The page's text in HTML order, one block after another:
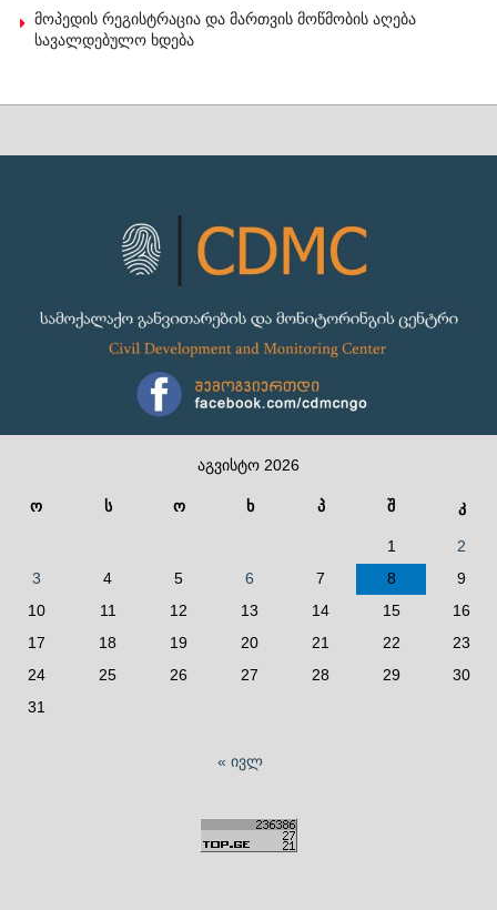
მოპედის რეგისტრაცია და მართვის მოწმობის აღება
სავალდებულო ხდება
აგვისტო 2026
ო ს ო ხ პ შ კ
1
2
3
4 5 6 7 8
9
10
11 12 13 14 15
16
17
18 19 20 21 22
23
24
25 26 27 28 29
30
31
« ივლ